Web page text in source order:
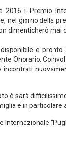
2016 il Premio
nel giorno della
dimenticherò mai
e
Onorario.
è sarà
e in particolare